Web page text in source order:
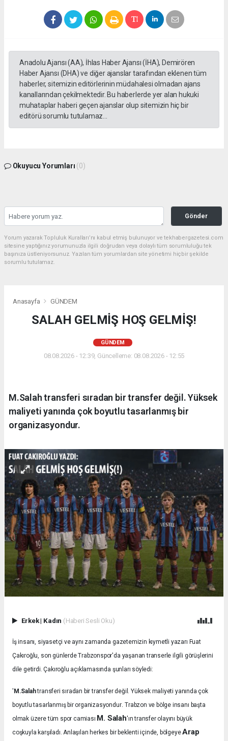
Anadolu Ajansı (AA), İhlas Haber Ajansı (İHA), Demirören
Haber Ajansı (DHA) ve diğer ajanslar tarafından eklenen tüm
haberler, sitemizin editörlerinin müdahalesi olmadan ajans
kanallarından çekilmektedir. Bu haberlerde yer alan hukuki
muhataplar haberi geçen ajanslar olup sitemizin hiç bir
editörü sorumlu tutulamaz...
Okuyucu Yorumları (0)
Gönder
Yorum yazarak Topluluk Kuralları’nı kabul etmiş bulunuyor ve tekhabergazetesi.com
sitesine yaptığınız yorumunuzla ilgili doğrudan veya dolaylı tüm sorumluluğu tek
başınıza üstleniyorsunuz. Yazılan tüm yorumlardan site yönetimi hiçbir şekilde
sorumlu tutulamaz.
Anasayfa GÜNDEM
SALAH GELMİŞ HOŞ GELMİŞ!
GÜNDEM
08.08.2026 - 12:39, Güncelleme: 08.08.2026 - 12:55
M.Salah transferi sıradan bir transfer değil. Yüksek
maliyeti yanında çok boyutlu tasarlanmış bir
organizasyondur.
Erkek| Kadın (Haberi Sesli Oku)
İş insanı, siyasetçi ve aynı zamanda gazetemizin kıymetli yazarı Fuat
Çakıroğlu, son günlerde Trabzonspor'da yaşanan transerle ilgili görüşlerini
dile getirdi. Çakıroğlu açıklamasında şunları söyledi:
' M.Salahtransferi sıradan bir transfer değil. Yüksek maliyeti yanında çok
boyutlu tasarlanmış bir organizasyondur.Trabzon ve bölge insanı başta
olmak üzere tüm spor camiası M. Salah'ın transfer olayını büyük
coşkuyla karşıladı.Anlaşılan herkes bir beklenti içinde, bölgeyeArap